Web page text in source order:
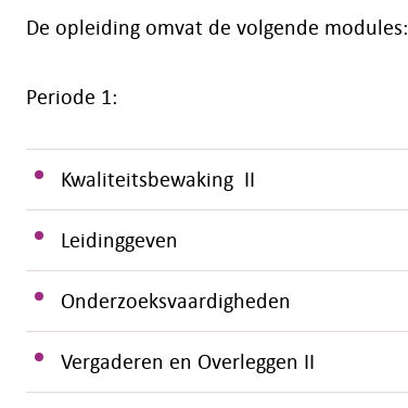
De opleiding omvat de volgende modules:
Periode 1:
Kwaliteitsbewaking II
Leidinggeven
Onderzoeksvaardigheden
Vergaderen en Overleggen II